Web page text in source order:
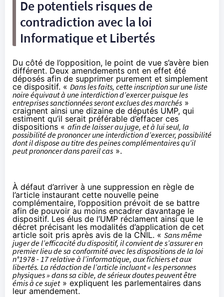
De potentiels risques de
contradiction avec la loi
Informatique et Libertés
Du côté de l’opposition, le point de vue s’avère bien
différent. Deux amendements ont en effet été
déposés afin de supprimer purement et simplement
ce dispositif. « Dans les faits, cette inscription sur une liste
noire équivaut à une interdiction d’exercer puisque les
entreprises sanctionnées seront exclues des marchés »
craignent ainsi une dizaine de députés UMP, qui
estiment qu’il serait préférable d’effacer ces
dispositions « afin de laisser au juge, et à lui seul, la
possibilité de prononcer une interdiction d’exercer, possibilité
dont il dispose au titre des peines complémentaires qu’il
peut prononcer dans pareil cas ».
À défaut d’arriver à une suppression en règle de
l’article instaurant cette nouvelle peine
complémentaire, l’opposition prévoit de se battre
afin de pouvoir au moins encadrer davantage le
dispositif. Les élus de l’UMP réclament ainsi que le
décret précisant les modalités d’application de cet
article soit pris après avis de la CNIL. « Sans même
juger de l’efficacité du dispositif, il convient de s’assurer en
premier lieu de sa conformité avec les dispositions de la loi
n°1978 - 17 relative à l’informatique, aux fichiers et aux
libertés. La rédaction de l’article incluant « les personnes
physiques » dans sa cible, de sérieux doutes peuvent être
émis à ce sujet» expliquent les parlementaires dans
leur amendement.